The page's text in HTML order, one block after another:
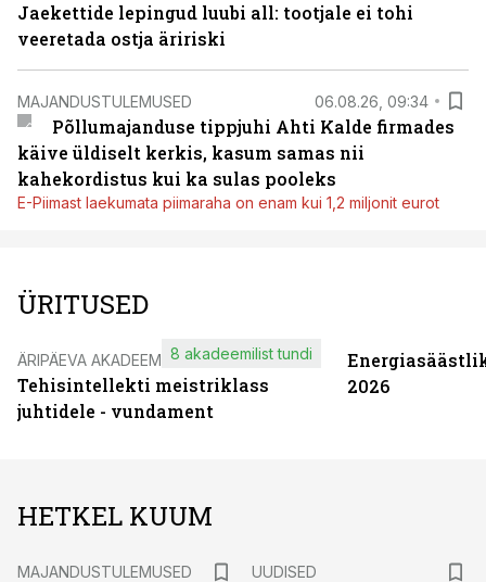
Jaekettide lepingud luubi all: tootjale ei tohi
veeretada ostja äririski
MAJANDUSTULEMUSED 06.08.26, 09:34
Põllumajanduse tippjuhi Ahti Kalde firmades
käive üldiselt kerkis, kasum samas nii
kahekordistus kui ka sulas pooleks
E-Piimast laekumata piimaraha on enam kui 1,2 miljonit eurot
ÜRITUSED
ÄRIPÄEVA AKADEEMIA
Tehisintellekti meistriklass
juhtidele - vundament
8 akadeemilist tundi
2026
HETKEL KUUM
MAJANDUSTULEMUSED UUDISED